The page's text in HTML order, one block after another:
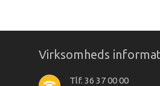
Virksomheds
Tlf. 36 37 00 00